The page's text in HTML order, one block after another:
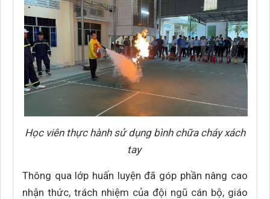
Học viên thực hành sử dụng bình chữa cháy xách
tay
Thông qua lớp huấn luyện đã góp phần nâng cao
nhận thức, trách nhiệm của đội ngũ cán bộ, giáo